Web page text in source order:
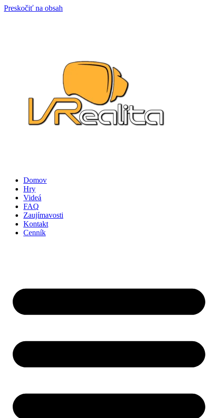
Preskočiť na obsah
Domov
Hry
Videá
FAQ
Zaujímavosti
Kontakt
Cenník